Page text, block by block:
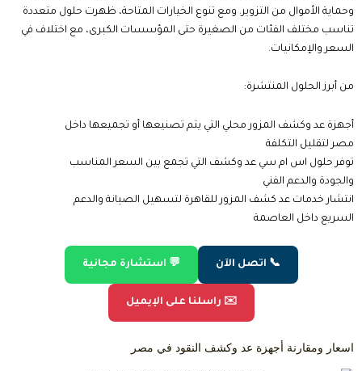
وحماية الأموال من التزوير. ومع تنوع الخيارات المتاحة، ظهرت حلول متعددة
تناسب مختلف الفئات من الصغيرة حتى المؤسسات الكبرى، مع اختلاف في
السعر والإمكانيات.
من أبرز الحلول المنتشرة:
أجهزة عد وكشف المزور محلي التي يتم تصنيعها أو تجميعها داخل
مصر لتقليل التكلفة
توفر حلول اس ام سي عد وكشف التي تجمع بين السعر المناسب
والجودة والدعم الفني
انتشار خدمات عد كشف المزور للقاهرة لتسهيل الصيانة والدعم
السريع داخل العاصمة
📞 اتصل الآن 💬 استشارة مجانية
✉️ راسلنا على الإيميل
اسعار ومقارنة أجهزة عد وكشف النقود في مصر